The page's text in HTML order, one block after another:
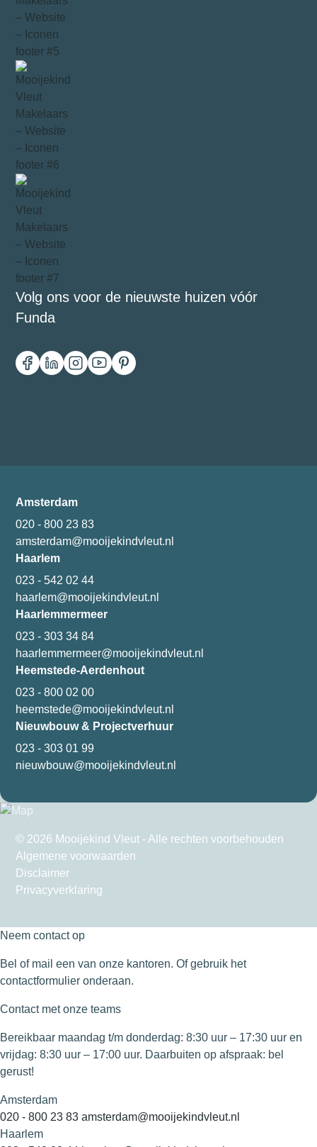
Volg ons voor de nieuwste huizen vóór
Funda
Amsterdam
020 - 800 23 83
amsterdam@mooijekindvleut.nl
Haarlem
023 - 542 02 44
haarlem@mooijekindvleut.nl
Haarlemmermeer
023 - 303 34 84
haarlemmermeer@mooijekindvleut.nl
Heemstede-Aerdenhout
023 - 800 02 00
heemstede@mooijekindvleut.nl
Nieuwbouw & Projectverhuur
023 - 303 01 99
nieuwbouw@mooijekindvleut.nl
© 2026 Mooijekind Vleut - Alle rechten voorbehouden
Algemene voorwaarden
Disclaimer
Privacyverklaring
Neem contact op
Bel of mail een van onze kantoren. Of gebruik het
contactformulier onderaan.
Contact met onze teams
Bereikbaar maandag t/m donderdag: 8:30 uur – 17:30 uur en
vrijdag: 8:30 uur – 17:00 uur. Daarbuiten op afspraak: bel
gerust!
Amsterdam
020 - 800 23 83 amsterdam@mooijekindvleut.nl
Haarlem